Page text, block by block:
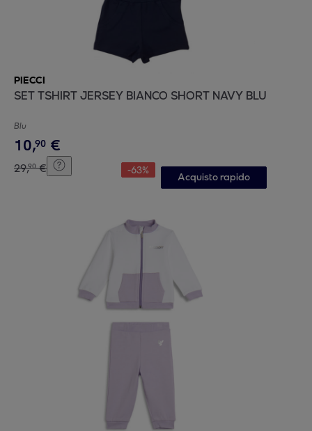
PIECCI
SET TSHIRT JERSEY BIANCO SHORT NAVY BLU
Blu
10,90 €
29,90 € -63%
Acquisto rapido